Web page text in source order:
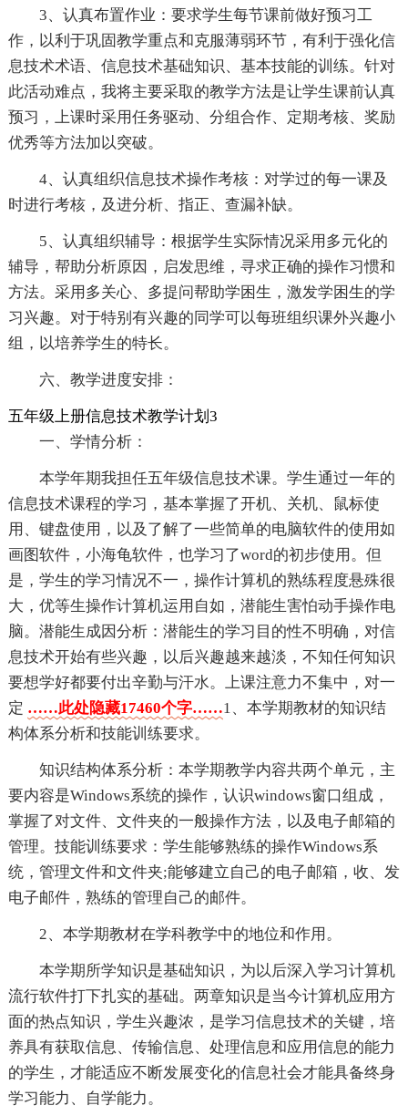
3、认真布置作业：要求学生每节课前做好预习工
作，以利于巩固教学重点和克服薄弱环节，有利于强化信
息技术术语、信息技术基础知识、基本技能的训练。针对
此活动难点，我将主要采取的教学方法是让学生课前认真
预习，上课时采用任务驱动、分组合作、定期考核、奖励
优秀等方法加以突破。
4、认真组织信息技术操作考核：对学过的每一课及
时进行考核，及进分析、指正、查漏补缺。
5、认真组织辅导：根据学生实际情况采用多元化的
辅导，帮助分析原因，启发思维，寻求正确的操作习惯和
方法。采用多关心、多提问帮助学困生，激发学困生的学
习兴趣。对于特别有兴趣的同学可以每班组织课外兴趣小
组，以培养学生的特长。
六、教学进度安排：
五年级上册信息技术教学计划3
一、学情分析：
本学年期我担任五年级信息技术课。学生通过一年的
信息技术课程的学习，基本掌握了开机、关机、鼠标使
用、键盘使用，以及了解了一些简单的电脑软件的使用如
画图软件，小海龟软件，也学习了word的初步使用。但
是，学生的学习情况不一，操作计算机的熟练程度悬殊很
大，优等生操作计算机运用自如，潜能生害怕动手操作电
脑。潜能生成因分析：潜能生的学习目的性不明确，对信
息技术开始有些兴趣，以后兴趣越来越淡，不知任何知识
要想学好都要付出辛勤与汗水。上课注意力不集中，对一
定 ……此处隐藏17460个字……1、本学期教材的知识结
构体系分析和技能训练要求。
知识结构体系分析：本学期教学内容共两个单元，主
要内容是Windows系统的操作，认识windows窗口组成，
掌握了对文件、文件夹的一般操作方法，以及电子邮箱的
管理。技能训练要求：学生能够熟练的操作Windows系
统，管理文件和文件夹;能够建立自己的电子邮箱，收、发
电子邮件，熟练的管理自己的邮件。
2、本学期教材在学科教学中的地位和作用。
本学期所学知识是基础知识，为以后深入学习计算机
流行软件打下扎实的基础。两章知识是当今计算机应用方
面的热点知识，学生兴趣浓，是学习信息技术的关键，培
养具有获取信息、传输信息、处理信息和应用信息的能力
的学生，才能适应不断发展变化的信息社会才能具备终身
学习能力、自学能力。